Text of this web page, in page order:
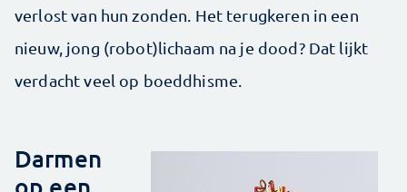
verlost van hun zonden. Het terugkeren in een
nieuw, jong (robot)lichaam na je dood? Dat lijkt
verdacht veel op boeddhisme.
Darmen